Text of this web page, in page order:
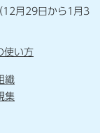
12月29日から1月3
使い方
織
集